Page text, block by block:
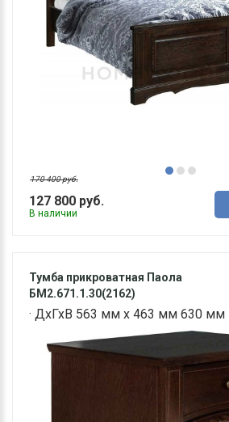
127 800 руб.
170 400 руб.
В наличии
Тумба прикроватная Паола
БМ2.671.1.30(2162)
· ДхГхВ 563 мм х 463 мм 630 мм